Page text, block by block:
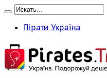
Пірати Україна